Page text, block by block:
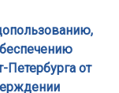
Петербурга от